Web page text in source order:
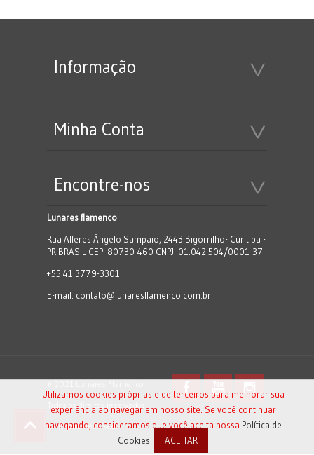
Informação
Minha Conta
Encontre-nos
Lunares flamenco
Rua Alferes Ângelo Sampaio, 2443 Bigorrilho- Curitiba -
PR BRASIL CEP: 80730-460 CNPJ: 01.042.504/0001-37
+55 41 3779-3301
E-mail: contato@lunaresflamenco.com.br
Todos os direitos reservados.
All Rights Reserved.
Utilizamos cookies próprias e de terceiros para melhorar sua
experiência ao navegar em nosso site. Se você continuar
navegando, consideramos que você aceita nossa Política de
Cookies
ACEITAR